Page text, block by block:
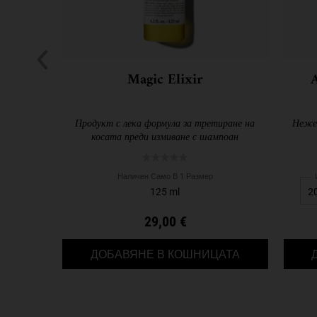
Magic Elixir
Продукт с лека формула за третиране на
косата преди измиване с шампоан
Наличен Само В 1 Размер
125 ml
29,00 €
ДОБАВЯНЕ В КОШНИЦАТА